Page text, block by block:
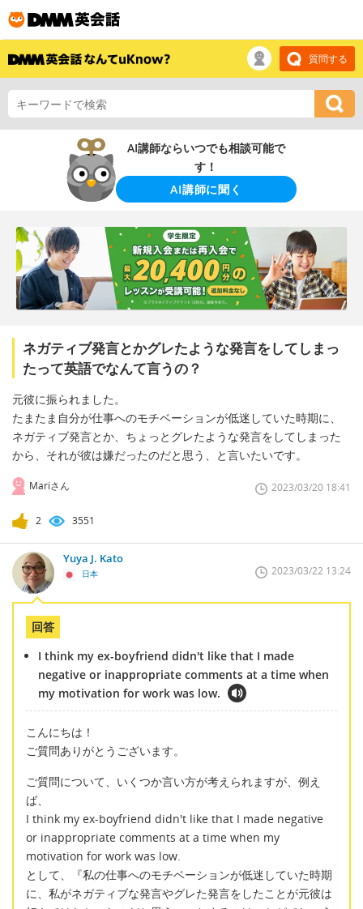
質問する
AI講師ならいつでも相談可能で
す！
AI講師に聞く
ネガティブ発言とかグレたような発言をしてしまっ
たって英語でなんて言うの？
元彼に振られました。
たまたま自分が仕事へのモチベーションが低迷していた時期に、
ネガティブ発言とか、ちょっとグレたような発言をしてしまった
から、それが彼は嫌だったのだと思う、と言いたいです。
Mariさん 2023/03/20 18:41
2 3551
Yuya J. Kato
日本 2023/03/22 13:24
回答
I think my ex-boyfriend didn't like that I made
negative or inappropriate comments at a time when
my motivation for work was low.
こんにちは！
ご質問ありがとうございます。
ご質問について、いくつか言い方が考えられますが、例え
ば、
I think my ex-boyfriend didn't like that I made negative
or inappropriate comments at a time when my
motivation for work was low.
として、『私の仕事へのモチベーションが低迷していた時期
に、私がネガティブな発言やグレた発言をしたことが元彼は